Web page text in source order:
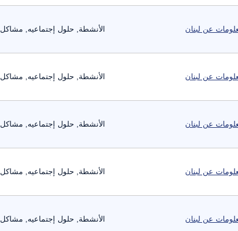
عن لبنان الأنشطة, حلول إجتماعيه, مشاكل
عن لبنان الأنشطة, حلول إجتماعيه, مشاكل
عن لبنان الأنشطة, حلول إجتماعيه, مشاكل
عن لبنان الأنشطة, حلول إجتماعيه, مشاكل
عن لبنان الأنشطة, حلول إجتماعيه, مشاكل